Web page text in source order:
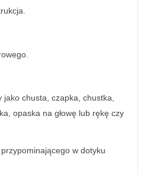
jako chusta, czapka, chustka,
opaska na głowę lub rękę czy
w dotyku